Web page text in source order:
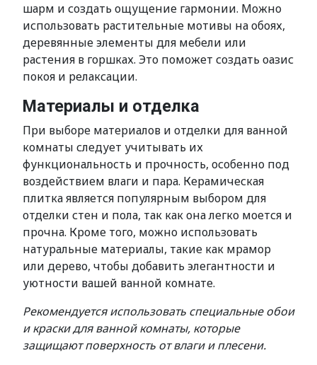
шарм и создать ощущение гармонии. Можно
использовать растительные мотивы на обоях,
деревянные элементы для мебели или
растения в горшках. Это поможет создать оазис
покоя и релаксации.
Материалы и отделка
При выборе материалов и отделки для ванной
комнаты следует учитывать их
функциональность и прочность, особенно под
воздействием влаги и пара. Керамическая
плитка является популярным выбором для
отделки стен и пола, так как она легко моется и
прочна. Кроме того, можно использовать
натуральные материалы, такие как мрамор
или дерево, чтобы добавить элегантности и
уютности вашей ванной комнате.
Рекомендуется использовать специальные обои
и краски для ванной комнаты, которые
защищают поверхность от влаги и плесени.